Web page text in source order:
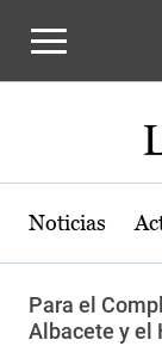
Noticias
Para el
Albacete y el